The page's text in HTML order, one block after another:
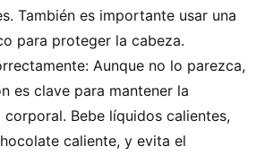
También es importante usar una
para proteger la cabeza.
Aunque no lo parezca,
es clave para mantener la
Bebe líquidos calientes,
caliente, y evita el